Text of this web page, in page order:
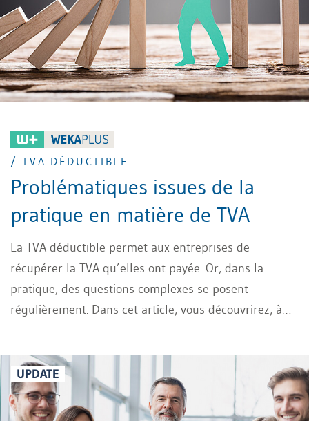
/ TVA DÉDUCTIBLE
Problématiques issues de la
pratique en matière de TVA
La TVA déductible permet aux entreprises de
récupérer la TVA qu’elles ont payée. Or, dans la
pratique, des questions complexes se posent
régulièrement. Dans cet article, vous découvrirez, à
et comment éviter les pièges courants tout en
respectant la législation.
UPDATE